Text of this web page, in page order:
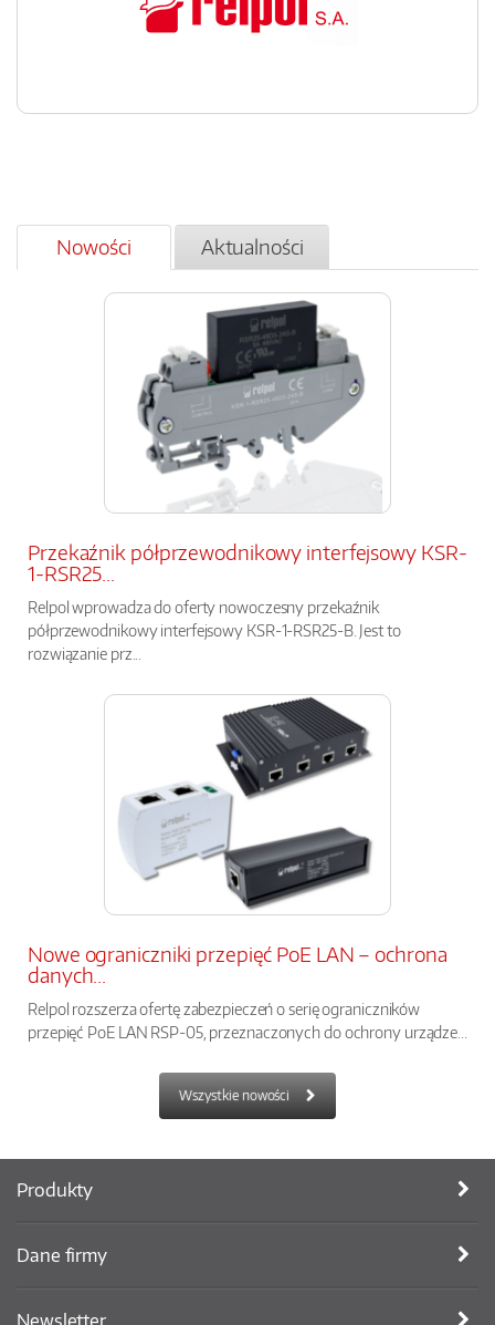
Nowości Aktualności
Przekaźnik półprzewodnikowy interfejsowy KSR-
1-RSR25...
Relpol wprowadza do oferty nowoczesny przekaźnik
półprzewodnikowy interfejsowy KSR-1-RSR25-B. Jest to
rozwiązanie prz...
Nowe ograniczniki przepięć PoE LAN – ochrona
danych...
Relpol rozszerza ofertę zabezpieczeń o serię ograniczników
przepięć PoE LAN RSP-05, przeznaczonych do ochrony urządze...
Wszystkie nowości
Produkty
Dane firmy
Newsletter